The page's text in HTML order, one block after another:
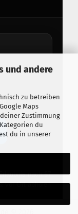
und andere
zu betreiben
Maps
Zustimmung
du
du in unserer
nach §7
vor Ort abholen